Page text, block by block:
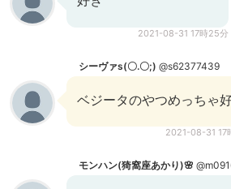
2021-08-31 17時25分
シーヴァs(〇.〇;) @s62377439
ベジータのやつめっちゃ
2021-08-31 17
モンハン(猗窩座あかり)🌸